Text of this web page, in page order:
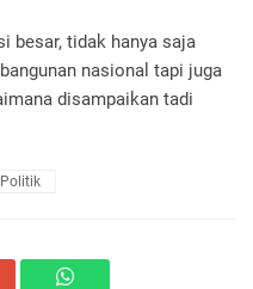
besar, tidak hanya saja
nasional tapi juga
disampaikan tadi